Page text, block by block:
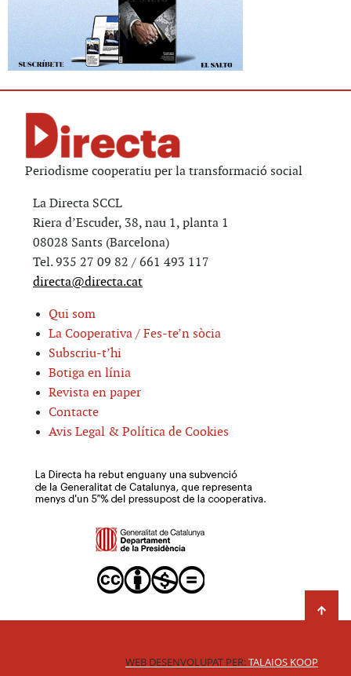
Periodisme cooperatiu per la transformació social
La Directa SCCL
Riera d’Escuder, 38, nau 1, planta 1
08028 Sants (Barcelona)
Tel. 935 27 09 82 / 661 493 117
directa@directa.cat
Qui som
La Cooperativa / Fes-te’n sòcia
Subscriu-t’hi
Botiga en línia
Revista en paper
Contacte
Avis Legal & Política de Cookies
WEB DESENVOLUPAT PER:TALAIOS KOOP